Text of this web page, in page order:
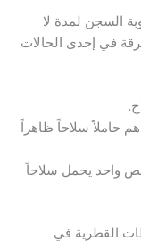
المادة 337 على عقوبة السجن لمدة لا
في إحدى الحالات
حاملاً سلاحاً ظاهراً
واحد يحمل سلاحاً
القطرية في